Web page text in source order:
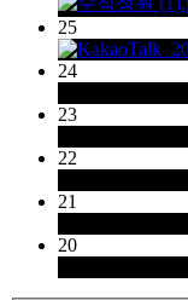
25
24
23
22
21
20